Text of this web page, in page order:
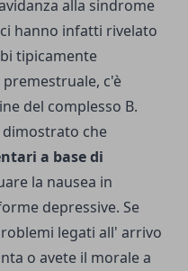
alla sindrome
hanno infatti rivelato
tipicamente
c'è
del complesso B.
dimostrato che
a base di
la nausea in
depressive. Se
legati all' arrivo
o avete il morale a